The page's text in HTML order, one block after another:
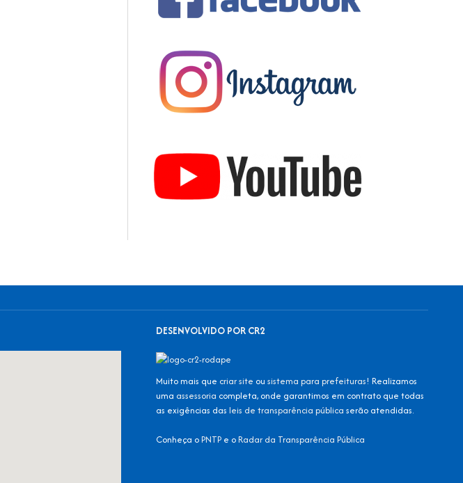
DESENVOLVIDO POR CR2
Muito mais que criar site ousistema para prefeituras! Realizamos
uma assessoria completa, onde garantimos em contrato que todas
as exigências dasleis de transparência pública serão atendidas.
Conheça oPNTP e oRadar da Transparência Pública